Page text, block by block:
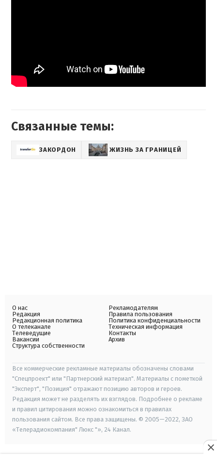
Связанные темы:
ЗАКОРДОН ЖИЗНЬ ЗА ГРАНИЦЕЙ
О нас
Редакция
Редакционная политика
О телеканале
Телеведущие
Вакансии
Структура собственности
Рекламодателям
Правила пользования
Политика конфиденциальности
Техническая информация
Контакты
Архив
Все коммерческие рекламные материалы обозначены словами
"Спецпроект" или "Партнерский материал". Материалы с пометкой
"Эксперт", "Позиция" отражают позицию авторов и героев.
Редакция может не разделять их взглядов. Подробнее о рекламе
и правил цитирования можно ознакомиться в правилах
пользования сайтом. Все права защищены. © 2005—2022, ЗАО
«Телерадиокомпания" Люкс "», 24 Канал.